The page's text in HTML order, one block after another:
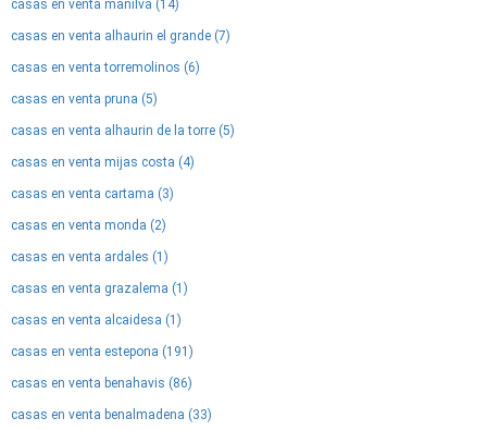
casas en venta manilva (14)
casas en venta alhaurin el grande (7)
casas en venta torremolinos (6)
casas en venta pruna (5)
casas en venta alhaurin de la torre (5)
casas en venta mijas costa (4)
casas en venta cartama (3)
casas en venta monda (2)
casas en venta ardales (1)
casas en venta grazalema (1)
casas en venta alcaidesa (1)
casas en venta estepona (191)
casas en venta benahavis (86)
casas en venta benalmadena (33)